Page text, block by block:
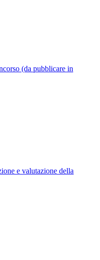
(da pubblicare in
e valutazione della